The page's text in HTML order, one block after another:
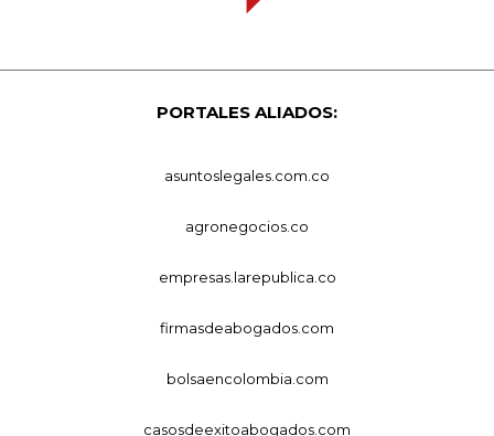
PORTALES ALIADOS:
asuntoslegales.com.co
agronegocios.co
empresas.larepublica.co
firmasdeabogados.com
bolsaencolombia.com
casosdeexitoabogados.com